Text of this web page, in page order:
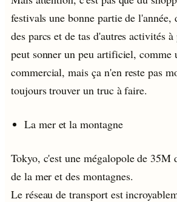
festivals une bonne partie de l'année,
des parcs et de tas d'autres activités
peut sonner un peu artificiel, comme
commercial, mais ça n'en reste pas
toujours trouver un truc à faire.
La mer et la montagne
Tokyo, c'est une mégalopole de 35M
de la mer et des montagnes.
Le réseau de transport est